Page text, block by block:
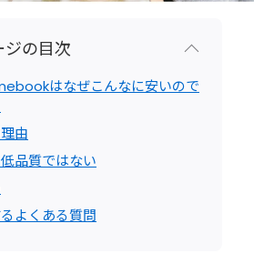
ジの目次
はなぜこんなに安いので
由
品質ではない
よくある質問